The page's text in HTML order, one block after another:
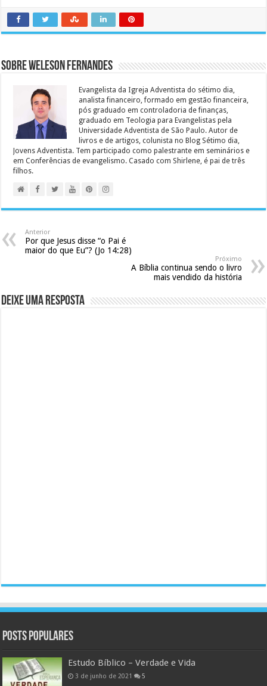
Sobre Weleson Fernandes
Evangelista da Igreja Adventista do sétimo dia,
analista financeiro, formado em gestão financeira,
pós graduado em controladoria de finanças,
graduado em Teologia para Evangelistas pela
Universidade Adventista de São Paulo. Autor de
livros e de artigos, colunista no Blog Sétimo dia,
Jovens Adventista. Tem participado como palestrante em seminários e
em Conferências de evangelismo. Casado com Shirlene, é pai de três
filhos.
Anterior
Por que Jesus disse “o Pai é
maior do que Eu”? (Jo 14:28)
Próximo
A Bíblia continua sendo o livro
mais vendido da história
Deixe uma resposta
Posts populares
Estudo Bíblico – Verdade e Vida
3 de junho de 2021 5